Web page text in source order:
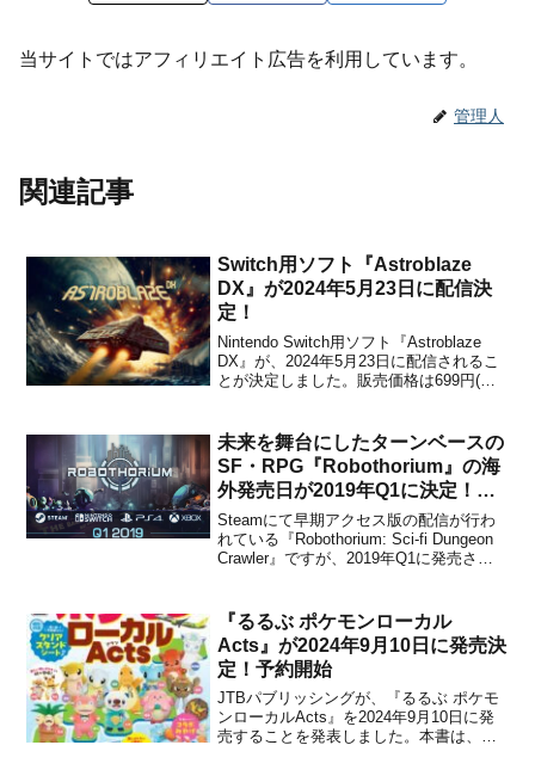
当サイトではアフィリエイト広告を利用しています。
管理人
関連記事
Switch用ソフト『Astroblaze
DX』が2024年5月23日に配信決
定！
Nintendo Switch用ソフト『Astroblaze
DX』が、2024年5月23日に配信されるこ
とが決定しました。販売価格は699円(税
ができます。本作は、エイリアンの侵略
からあなたの...
未来を舞台にしたターンベースの
SF・RPG『Robothorium』の海
外発売日が2019年Q1に決定！さ
らにコンソールでもリリースへ
Steamにて早期アクセス版の配信が行わ
れている『Robothorium: Sci-fi Dungeon
Crawler』ですが、2019年Q1に発売され
Nintendo Switch＆Xb...
『るるぶ ポケモンローカル
Acts』が2024年9月10日に発売決
定！予約開始
JTBパブリッシングが、『るるぶ ポケモ
ンローカルActs』を2024年9月10日に発
売することを発表しました。本書は、旅